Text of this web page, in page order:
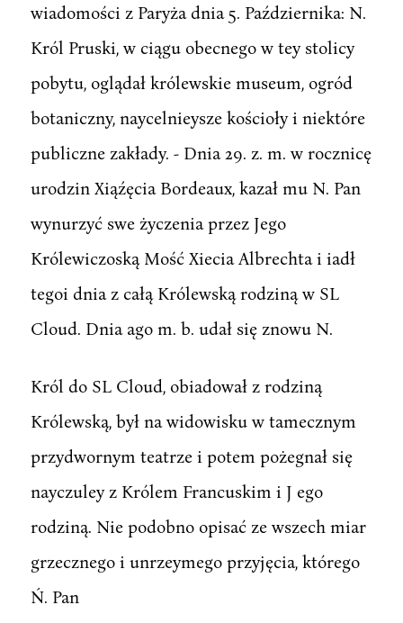
wiadomości z Paryża dnia 5. Października: N.
Król Pruski, w ciągu obecnego w tey stolicy
pobytu, oglądał królewskie museum, ogród
botaniczny, naycelnieysze kościoły i niektóre
publiczne zakłady. - Dnia 29. z. m. w rocznicę
urodzin Xiąźęcia Bordeaux, kazał mu N. Pan
wynurzyć swe życzenia przez Jego
Królewiczoską Mość Xiecia Albrechta i iadł
tegoi dnia z całą Królewską rodziną w SL
Cloud. Dnia ago m. b. udał się znowu N.
Król do SL Cloud, obiadował z rodziną
Królewską, był na widowisku w tamecznym
przydwornym teatrze i potem pożegnał się
nayczuley z Królem Francuskim i J ego
rodziną. Nie podobno opisać ze wszech miar
grzecznego i unrzeymego przyjęcia, którego
Ń. Pan